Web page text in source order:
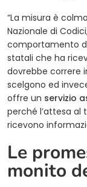
“La misura è
Nazionale di
comportamento
statali che ha
dovrebbe correre
scelgono ed
offre un servizio
perché l’attesa al
ricevono
Le
monito